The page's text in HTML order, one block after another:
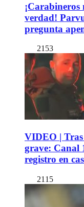
¡Carabineros
verdad!
pregunta
2153
VIDEO | Tras
grave: Canal
registro en
2115